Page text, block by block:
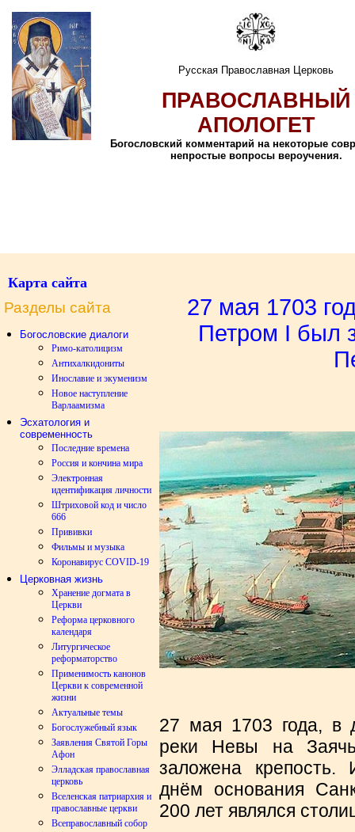
Русская Православная Церковь
ПРАВОСЛАВНЫЙ
АПОЛОГЕТ
Богословский комментарий на некоторые
непростые вопросы вероучения.
Карта сайта
Разделы сайта
Богословские диалоги
Римо-католицизм
Антихалкидониты
Инославие и экуменизм
Новое наступление
Варлаамизма
Эсхатология и
современность
Последние времена
Россия и кончина мира
Электронная
идентификация личности
Штриховой код и число
666
Прививки
Фильмы и музыка
Коронавирус COVID-19
Церковная жизнь
Хранение догмата в
Церкви
Реформа церковного
календаря
Литургическое
реформаторство
Применимость канонов
Церкви к современной
жизни
Актуальные темы
Богослужебный язык
Заявления Святой Горы
Афон
Элладская православная
церковь
Вселенская патриархия и
православные церкви
Всеправославный собор
27 мая 1703
Петром I был
27 мая 1703 года, в
реки Невы на
заложена крепость.
днём основания
200 лет являлся